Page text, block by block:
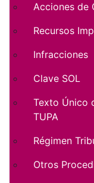
Acciones de
Recursos
Infracciones
Clave SOL
Texto Único
TUPA
Régimen
Otros